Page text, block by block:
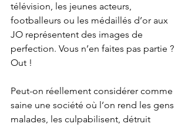
télévision, les jeunes acteurs,
footballeurs ou les médaillés d’or aux
JO représentent des images de
perfection. Vous n’en faites pas partie ?
Out !
Peut-on réellement considérer comme
saine une société où l’on rend les gens
malades, les culpabilisent, détruit